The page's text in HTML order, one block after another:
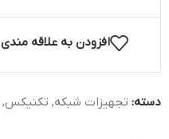
افزودن به علاقه مندی
دسته: تجهیزات شبکه, تکنیکس,